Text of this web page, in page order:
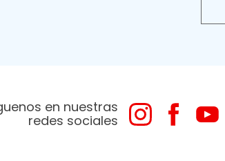
en nuestras
redes sociales